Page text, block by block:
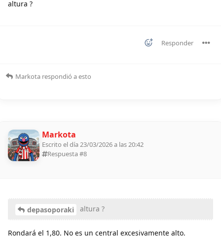
altura ?
Responder
Markota respondió a esto
Markota
Escrito el día 23/03/2026 a las 20:42
Respuesta #8
depasoporaki altura ?
Rondará el 1,80. No es un central excesivamente alto.